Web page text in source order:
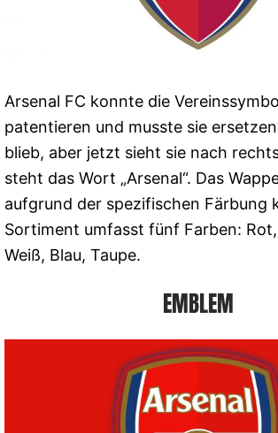
Arsenal FC konnte die
patentieren und musste sie
blieb, aber jetzt sieht sie nach
steht das Wort „Arsenal“. Das
aufgrund der spezifischen Färbung
Sortiment umfasst fünf Farben:
Weiß, Blau, Taupe.
EMBLEM